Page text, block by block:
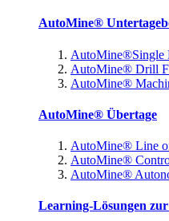
AutoMine®
AutoMine®Single
AutoMine® Drill
AutoMine®
AutoMine® Übertage
AutoMine® Line
AutoMine®
AutoMine®
Learning-Lösungen